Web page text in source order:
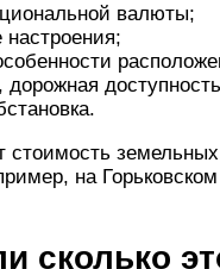
валюты;
дорожная
на
сколько